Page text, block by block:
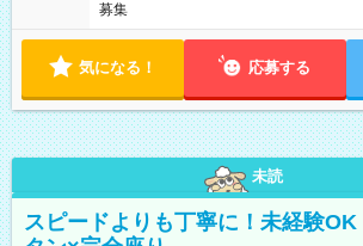
募集
気になる！ 応募する
未読
スピードよりも丁寧に！未経験